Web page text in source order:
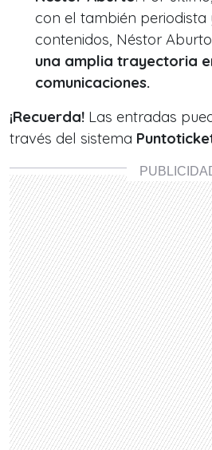
con el también periodista
contenidos, Néstor
una amplia trayectoria
comunicaciones.
¡Recuerda! Las entradas
través del sistema